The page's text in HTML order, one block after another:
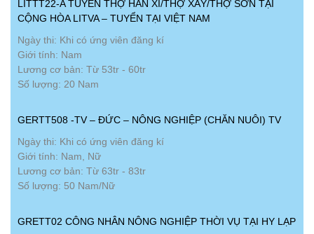
LITTT22-A TUYỂN THỢ HÀN XÌ/THỢ XÂY/THỢ SƠN TẠI
CỘNG HÒA LITVA – TUYỂN TẠI VIỆT NAM
Ngày thi: Khi có ứng viên đăng kí
Giới tính: Nam
Lương cơ bản: Từ 53tr - 60tr
Số lượng: 20 Nam
GERTT508 -TV – ĐỨC – NÔNG NGHIỆP (CHĂN NUÔI) TV
Ngày thi: Khi có ứng viên đăng kí
Giới tính: Nam, Nữ
Lương cơ bản: Từ 63tr - 83tr
Số lượng: 50 Nam/Nữ
GRETT02 CÔNG NHÂN NÔNG NGHIỆP THỜI VỤ TẠI HY LẠP